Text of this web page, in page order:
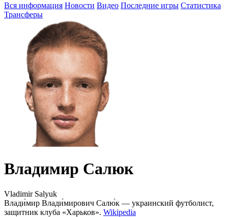
Вся информация Новости Видео Последние игры Статистика
Трансферы
Владимир Салюк
Vladimir Salyuk
Влади́мир Влади́мирович Салю́к — украинский футболист,
защитник клуба «Харьков». Wikipedia